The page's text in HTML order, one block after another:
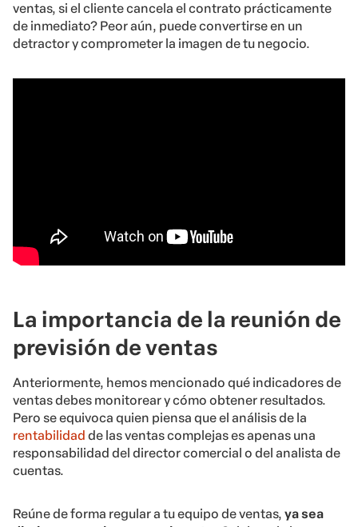
ventas, si el cliente cancela el contrato prácticamente
de inmediato? Peor aún, puede convertirse en un
detractor y comprometer la imagen de tu negocio.
La importancia de la reunión de
previsión de ventas
Anteriormente, hemos mencionado qué indicadores de
ventas debes monitorear y cómo obtener resultados.
Pero se equivoca quien piensa que el análisis de la
rentabilidad de las ventas complejas es apenas una
responsabilidad del director comercial o del analista de
cuentas.
Reúne de forma regular a tu equipo de ventas, ya sea